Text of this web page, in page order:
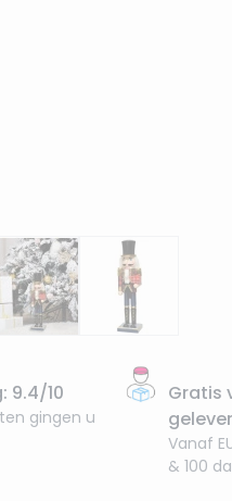
9.4/10
gingen u
Gratis
Vanaf
& 100